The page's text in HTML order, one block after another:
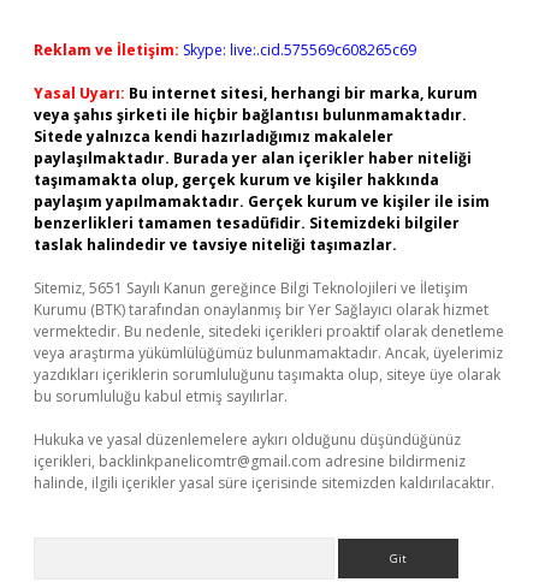
Reklam ve İletişim: Skype: live:.cid.575569c608265c69
Yasal Uyarı: Bu internet sitesi, herhangi bir marka, kurum
veya şahıs şirketi ile hiçbir bağlantısı bulunmamaktadır.
Sitede yalnızca kendi hazırladığımız makaleler
paylaşılmaktadır. Burada yer alan içerikler haber niteliği
taşımamakta olup, gerçek kurum ve kişiler hakkında
paylaşım yapılmamaktadır. Gerçek kurum ve kişiler ile isim
benzerlikleri tamamen tesadüfidir. Sitemizdeki bilgiler
taslak halindedir ve tavsiye niteliği taşımazlar.
Sitemiz, 5651 Sayılı Kanun gereğince Bilgi Teknolojileri ve İletişim
Kurumu (BTK) tarafından onaylanmış bir Yer Sağlayıcı olarak hizmet
vermektedir. Bu nedenle, sitedeki içerikleri proaktif olarak denetleme
veya araştırma yükümlülüğümüz bulunmamaktadır. Ancak, üyelerimiz
yazdıkları içeriklerin sorumluluğunu taşımakta olup, siteye üye olarak
bu sorumluluğu kabul etmiş sayılırlar.
Hukuka ve yasal düzenlemelere aykırı olduğunu düşündüğünüz
içerikleri, backlinkpanelicomtr@gmail.com adresine bildirmeniz
halinde, ilgili içerikler yasal süre içerisinde sitemizden kaldırılacaktır.